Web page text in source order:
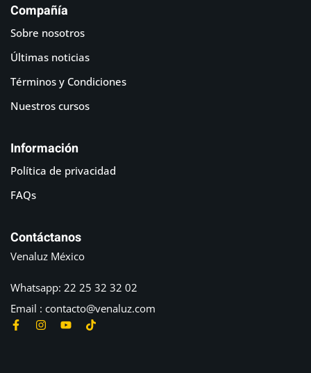
Compañía
Sobre nosotros
Últimas noticias
Términos y Condiciones
Nuestros cursos
Información
Política de privacidad
FAQs
Contáctanos
Venaluz México
Whatsapp: 22 25 32 32 02
Email : contacto@venaluz.com